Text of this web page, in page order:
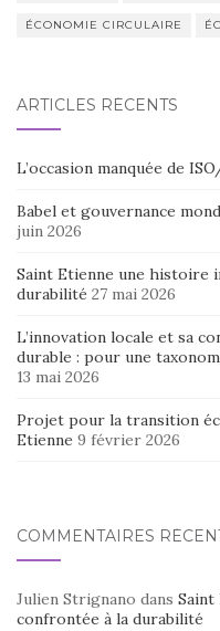
ÉCONOMIE CIRCULAIRE
ARTICLES RÉCENTS
L’occasion manquée de
Babel et gouvernance
juin 2026
Saint Etienne une histoire
durabilité 27 mai 2026
L’innovation locale et sa
durable : pour une
13 mai 2026
Projet pour la transition
Etienne 9 février 2026
COMMENTAIRES
Julien Strignano dans
confrontée à la durabilité